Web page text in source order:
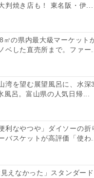
つねの湯」の口コミ
ねの湯」には以下のよ
判焼き店も！ 東名阪・伊...
㎡の県内最大級マーケット
ベした直売所まで。ファー...
湾を望む展望風呂に、水深
風呂。富山県の人気日帰...
利なやつや」ダイソーの折
バスケットが高評価「使わ...
見えなかった」スタンダー